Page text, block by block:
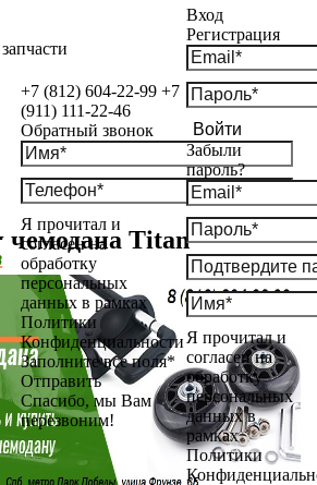
+7 (812) 604-22-99 +7
(911) 111-22-46
Обратный звонок
Я прочитал и
согласен на
обработку
персональных
данных в рамках
Политики
Конфиденциальности
Заполните все поля*
Отправить
Спасибо, мы Вам
перезвоним!
Вход
Регистрация
Войти
Забыли
пароль?
Я прочитал и
согласен на
обработку
персональных
данных в
рамках
Политики
чемодана Titan